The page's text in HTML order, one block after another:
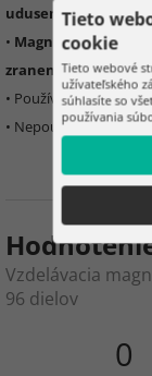
udusenia
• Magnety– požití
zranenie, v prípade
• Používaťpodľa
• Nepoužívať
Vzdelávacia
96 dielov
0
Tieto
cookie
Tieto webové
užívateľského
súhlasíte so
používania